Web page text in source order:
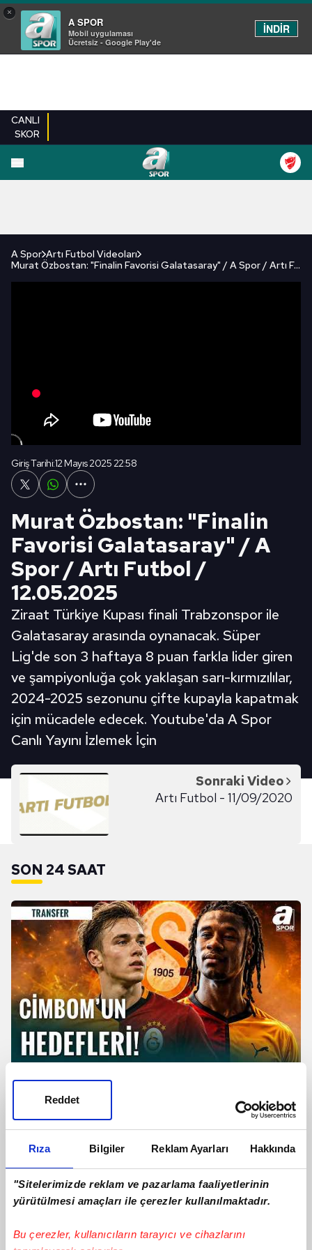
Rıza Bilgiler Reklam Ayarları Hakkında
"Sitelerimizde reklam ve pazarlama faaliyetlerinin
yürütülmesi amaçları ile çerezler kullanılmaktadır.
Bu çerezler, kullanıcıların tarayıcı ve cihazlarını
Reddet
×
A SPOR
Mobil uygulaması
Ücretsiz - Google Play'de
İNDİR
CANLI
SKOR
FUTBOL
A Spor Artı Futbol Videoları
Murat Özbostan: "Finalin Favorisi Galatasaray" / A Spor / Artı Futbol / 12.05.2025
Giriş Tarihi:12 Mayıs 2025 22:58
Murat Özbostan: "Finalin
Favorisi Galatasaray" / A
Spor / Artı Futbol /
12.05.2025
Ziraat Türkiye Kupası finali Trabzonspor ile
Galatasaray arasında oynanacak. Süper
Lig'de son 3 haftaya 8 puan farkla lider giren
ve şampiyonluğa çok yaklaşan sarı-kırmızılılar,
2024-2025 sezonunu çifte kupayla kapatmak
için mücadele edecek. Youtube'da A Spor
Canlı Yayını İzlemek İçin
Sonraki Video
Artı Futbol - 11/09/2020
SON 24 SAAT
Hamlesi!